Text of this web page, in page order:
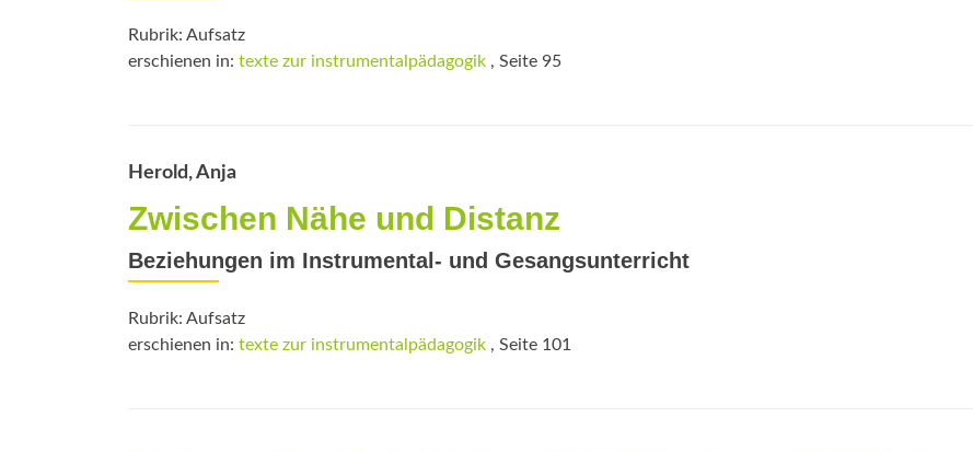
Rubrik: Aufsatz
erschienen in: texte zur instrumentalpädagogik , Seite 95
Herold, Anja
Zwischen Nähe und Distanz
Beziehungen im Instrumental- und Gesangsunterricht
Rubrik: Aufsatz
erschienen in: texte zur instrumentalpädagogik , Seite 101